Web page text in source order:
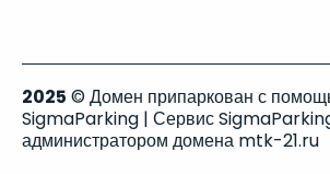
2025 © Домен припаркован с
SigmaParking | Сервис
администратором домена mtk-21.ru